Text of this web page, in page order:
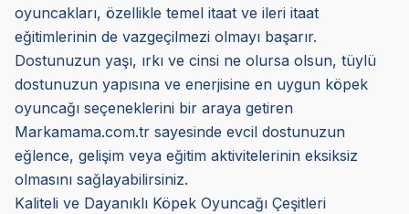
oyuncakları, özellikle temel itaat ve ileri itaat
eğitimlerinin de vazgeçilmezi olmayı başarır.
Dostunuzun yaşı, ırkı ve cinsi ne olursa olsun, tüylü
dostunuzun yapısına ve enerjisine en uygun köpek
oyuncağı seçeneklerini bir araya getiren
Markamama.com.tr sayesinde evcil dostunuzun
eğlence, gelişim veya eğitim aktivitelerinin eksiksiz
olmasını sağlayabilirsiniz.
Kaliteli ve Dayanıklı Köpek Oyuncağı Çeşitleri